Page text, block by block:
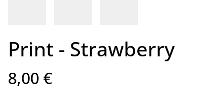
Print - Strawberry
8,00 €